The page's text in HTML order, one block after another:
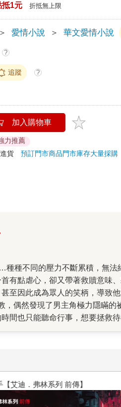
抵1元 折抵無上限
＞ 愛情小說 ＞ 華文愛情小說
?
追蹤 ?
加入購物車
力推薦
進貨預訂門市商品門市庫存大量採購
有點虐心，卻又帶著救贖意味
至因此成為眾人的笑柄，導致
偶然發現了男主角極力隱瞞的
間也只能聽命行事，想要拯救
題材儘管大不相同，其中對於
啦！
林系列 前傳】